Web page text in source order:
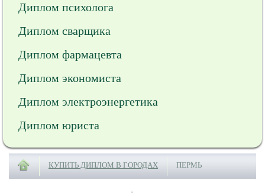
Диплом психолога
Диплом сварщика
Диплом фармацевта
Диплом экономиста
Диплом электроэнергетика
Диплом юриста
КУПИТЬ ДИПЛОМ В ГОРОДАХ ПЕРМЬ